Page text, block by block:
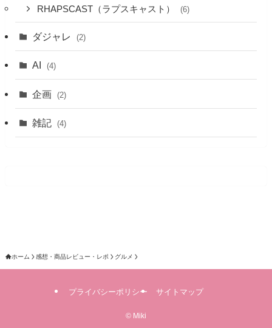
RHAPSCAST（ラプスキャスト） (6)
ダジャレ (2)
AI (4)
企画 (2)
雑記 (4)
ホーム 感想・商品レビュー・レポ グルメ
プライバシーポリシー サイトマップ
© Miki